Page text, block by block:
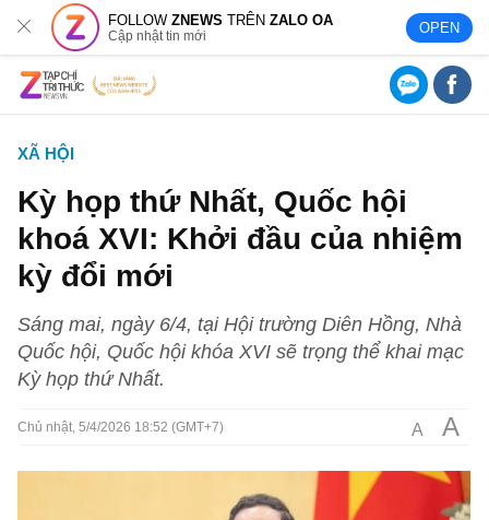
FOLLOWZNEWS TRÊNZALO OA
Cập nhật tin mới OPEN
XÃ HỘI
Kỳ họp thứ Nhất, Quốc hội
khoá XVI: Khởi đầu của nhiệm
kỳ đổi mới
Sáng mai, ngày 6/4, tại Hội trường Diên Hồng, Nhà
Quốc hội, Quốc hội khóa XVI sẽ trọng thể khai mạc
Kỳ họp thứ Nhất.
Chủ nhật, 5/4/2026 18:52 (GMT+7) A A